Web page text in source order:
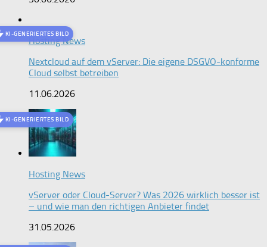
KI-GENERIERTES BILD
Hosting News
Nextcloud auf dem vServer: Die eigene DSGVO-konforme
Cloud selbst betreiben
11.06.2026
KI-GENERIERTES BILD
Hosting News
vServer oder Cloud-Server? Was 2026 wirklich besser ist
– und wie man den richtigen Anbieter findet
31.05.2026